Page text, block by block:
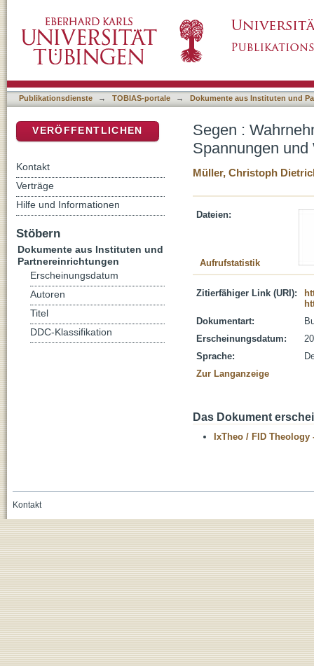
Publikationsdienste → TOBIAS-portale → Dokumente aus Instituten und
Segen :
Spannungen
Müller, Christoph
Dateien:
Aufrufstatistik
Zitierfähiger Link (URI):
Dokumentart:
Erscheinungsdatum:
Sprache:
Zur Langanzeige
Das Dokument
IxTheo / FID Theology
VERÖFFENTLICHEN
Kontakt
Verträge
Hilfe und Informationen
Stöbern
Dokumente aus Instituten und
Partnereinrichtungen
Erscheinungsdatum
Autoren
Titel
DDC-Klassifikation
Kontakt